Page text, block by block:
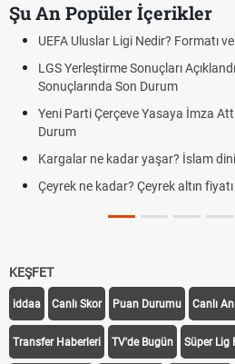
Şu An Popüler İçerikler
UEFA Uluslar Ligi Nedir? Formatı
LGS Yerleştirme Sonuçları
Sonuçlarında Son Durum
Yeni Parti Çerçeve Yasaya İmza
Durum
Kargalar ne kadar yaşar? İslam
Çeyrek ne kadar? Çeyrek altın
KEŞFET
iddaa Canlı Skor Puan Durumu Canlı
Transfer Haberleri TV'de Bugün Süper Lig